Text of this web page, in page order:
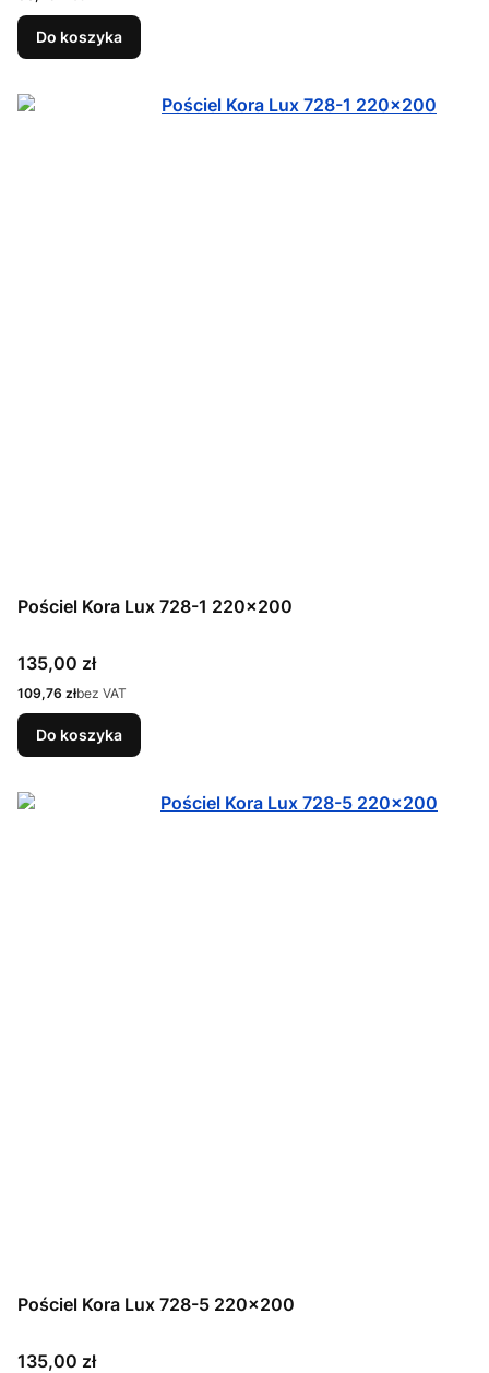
Do koszyka
Pościel Kora Lux 728-1 220x200
Cena
135,00 zł
Cena
109,76 złbez VAT
Do koszyka
Pościel Kora Lux 728-5 220x200
Cena
135,00 zł